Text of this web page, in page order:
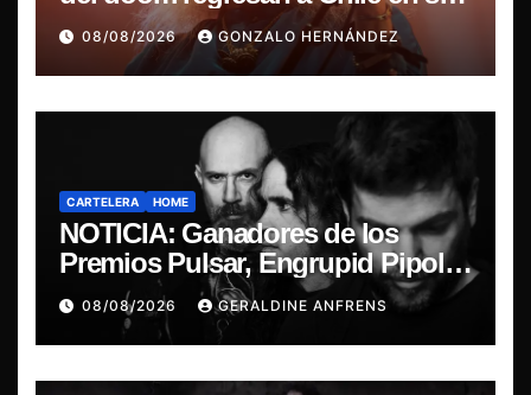
última misa
08/08/2026 GONZALO HERNÁNDEZ
CARTELERA HOME
NOTICIA: Ganadores de los
Premios Pulsar, Engrupid Pipol
presentan show exclusivo.
08/08/2026 GERALDINE ANFRENS